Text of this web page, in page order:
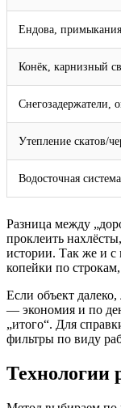
Ендова,
Конёк, карнизный
Снегозадержатели,
Утепление скатов/
Водосточная система
Разница между
проклеить
истории. Так же и с
копейки по
Если объект
— экономия и по
„итого“. Для
фильтры по виду
Технологии